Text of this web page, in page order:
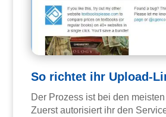
So richtet ihr Upload-
Der Prozess ist bei den
Zuerst autorisiert ihr den